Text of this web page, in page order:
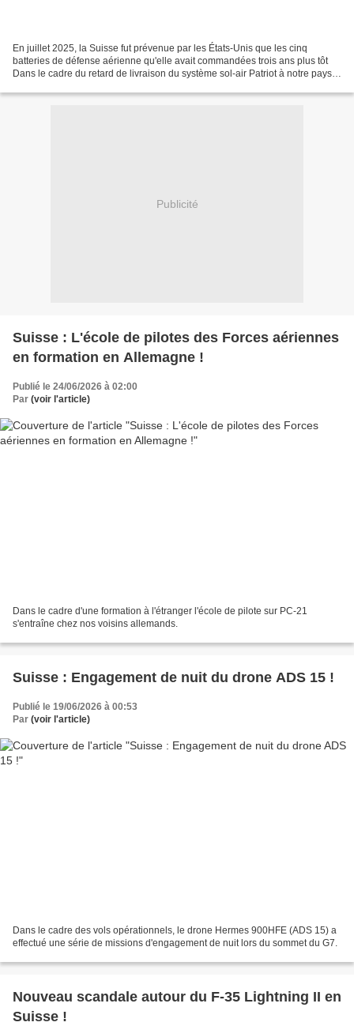
En juillet 2025, la Suisse fut prévenue par les États-Unis que les cinq
batteries de défense aérienne qu'elle avait commandées trois ans plus tôt
Dans le cadre du retard de livraison du système sol-air Patriot à notre pays,
Publicité
Suisse : L'école de pilotes des Forces aériennes
en formation en Allemagne !
Publié le 24/06/2026 à 02:00
Par (voir l'article)
Dans le cadre d'une formation à l'étranger l'école de pilote sur PC-21
s'entraîne chez nos voisins allemands.
Suisse : Engagement de nuit du drone ADS 15 !
Publié le 19/06/2026 à 00:53
Par (voir l'article)
Dans le cadre des vols opérationnels, le drone Hermes 900HFE (ADS 15) a
effectué une série de missions d'engagement de nuit lors du sommet du G7.
Nouveau scandale autour du F-35 Lightning II en
Suisse !